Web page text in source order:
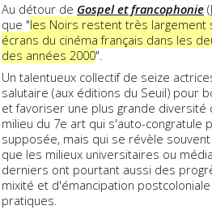
Au détour de Gospel et francophonie (
que "les Noirs restent très
écrans du cinéma français dans les
des années 2000".
Un talentueux collectif de seize
salutaire (aux éditions du Seuil) pour
et favoriser une plus grande diversité
milieu du 7e art qui s'auto-congratule
supposée, mais qui se révèle
que les milieux universitaires ou
derniers ont pourtant aussi des
mixité et d'émancipation
pratiques.